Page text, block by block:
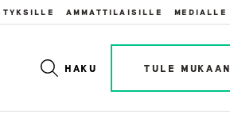
AMMATTILAISILLE MEDIALLE
HAKU TULE MUKAAN